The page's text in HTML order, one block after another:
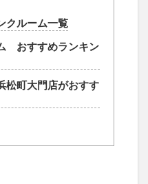
クルーム一覧
おすすめランキン
町大門店がおすす